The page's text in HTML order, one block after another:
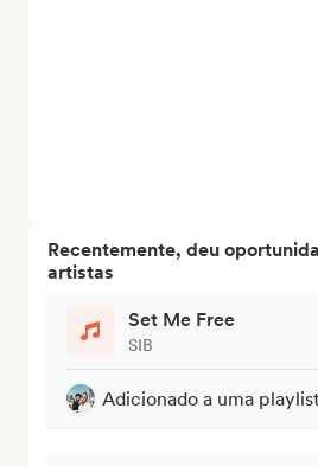
Recentemente, deu
artistas
Set Me Free
SIB
Adicionado a uma playlist